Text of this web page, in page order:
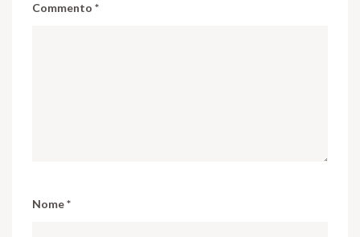
Commento *
Nome*